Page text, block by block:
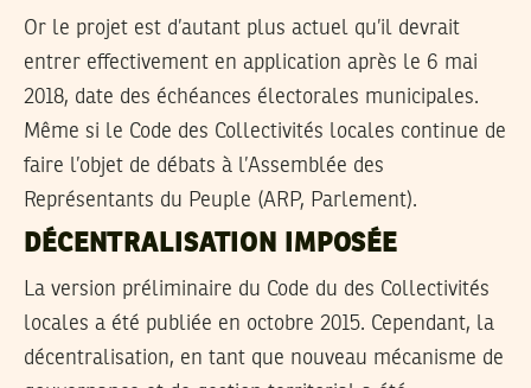
Or le projet est d’autant plus actuel qu’il devrait
entrer effectivement en application après le 6 mai
2018, date des échéances électorales municipales.
Même si le Code des Collectivités locales continue de
faire l’objet de débats à l’Assemblée des
Représentants du Peuple (ARP, Parlement).
DÉCENTRALISATION IMPOSÉE
La version préliminaire du Code du des Collectivités
locales a été publiée en octobre 2015. Cependant, la
décentralisation, en tant que nouveau mécanisme de